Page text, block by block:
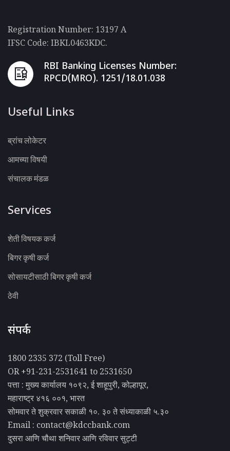
Registration Number: 13197 A
IFSC Code: IBKL0463KDC.
RBI Banking Licenses Number:
RPCD(MRO). 1251/18.01.038
Useful Links
ब्रांच लोकेटर
आमच्या विषयी
संचालक मंडळ
Services
शेती विषयक कर्ज
बिगर कृषी कर्ज
सोसायटीसाठी बिगर कृषी कर्ज
ठेवी
संपर्क
1800 2335 372 (Toll Free)
OR +91-231-2531641 to 2531650
पत्ता : मुख्य कार्यालय १०९२, ई शाहूपुरी, कोल्हापूर,
महाराष्ट्र ४१६ ००१, भारत
सोमवार ते शुक्रवार सकाळी १०. ३० ते संध्याकाळी ५.३०
Email : contact@kdccbank.com
दुसरा आणि चौथा शनिवार आणि रविवार सुट्टी